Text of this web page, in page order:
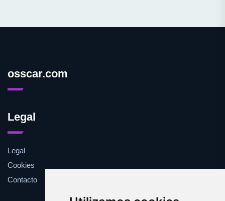
osscar.com
Legal
Legal
Cookies
Contacto